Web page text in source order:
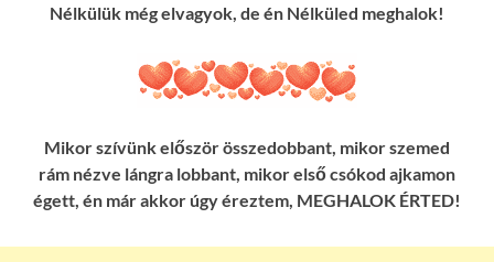
Nélkülük még elvagyok, de én Nélküled meghalok!
Mikor szívünk először összedobbant, mikor szemed
rám nézve lángra lobbant, mikor első csókod ajkamon
égett, én már akkor úgy éreztem, MEGHALOK ÉRTED!